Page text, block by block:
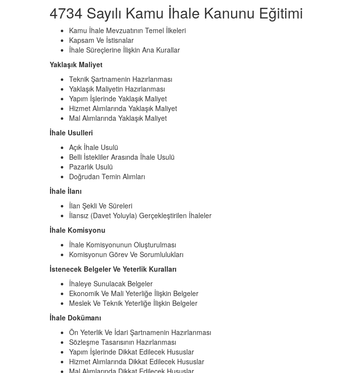
4734 Sayılı Kamu İhale Kanunu Eğitimi
Kamu İhale Mevzuatının Temel İlkeleri
Kapsam Ve İstisnalar
İhale Süreçlerine İlişkin Ana Kurallar
Yaklaşık Maliyet
Teknik Şartnamenin Hazırlanması
Yaklaşık Maliyetin Hazırlanması
Yapım İşlerinde Yaklaşık Maliyet
Hizmet Alımlarında Yaklaşık Maliyet
Mal Alımlarında Yaklaşık Maliyet
İhale Usulleri
Açık İhale Usulü
Belli İstekliler Arasında İhale Usulü
Pazarlık Usulü
Doğrudan Temin Alımları
İhale İlanı
İlan Şekli Ve Süreleri
İlansız (Davet Yoluyla) Gerçekleştirilen İhaleler
İhale Komisyonu
İhale Komisyonunun Oluşturulması
Komisyonun Görev Ve Sorumlulukları
İstenecek Belgeler Ve Yeterlik Kuralları
İhaleye Sunulacak Belgeler
Ekonomik Ve Mali Yeterliğe İlişkin Belgeler
Meslek Ve Teknik Yeterliğe İlişkin Belgeler
İhale Dokümanı
Ön Yeterlik Ve İdari Şartnamenin Hazırlanması
Sözleşme Tasarısının Hazırlanması
Yapım İşlerinde Dikkat Edilecek Hususlar
Hizmet Alımlarında Dikkat Edilecek Hususlar
Mal Alımlarında Dikkat Edilecek Hususlar